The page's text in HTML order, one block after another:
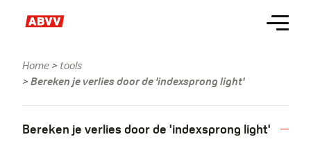
Menu
Kruimelpad
Home
tools
Bereken je verlies door de 'indexsprong light'
Bereken je verlies door de 'indexsprong light'